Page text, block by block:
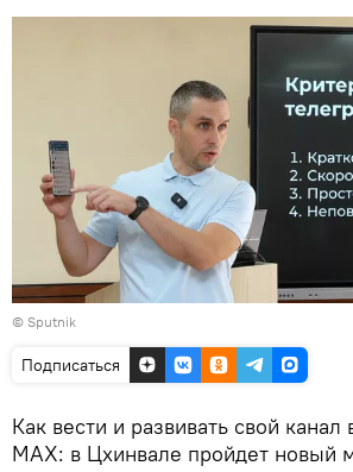
© Sputnik
Подписаться
Как вести и развивать свой канал
MAX: в Цхинвале пройдет новый